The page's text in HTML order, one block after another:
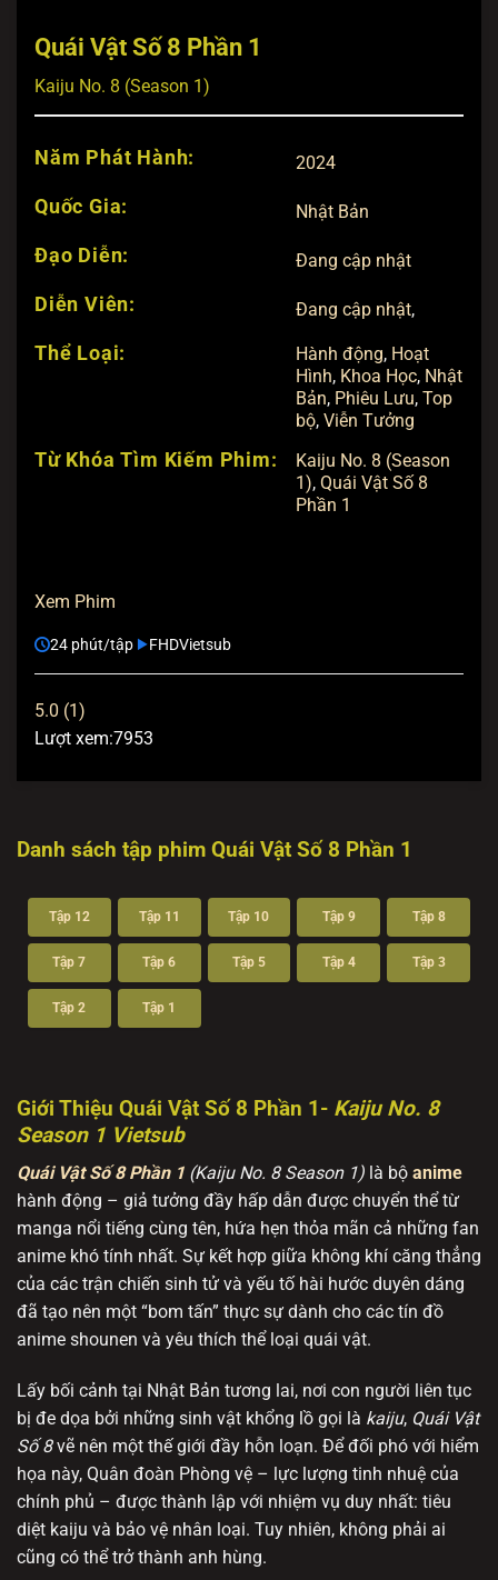
Quái Vật Số 8 Phần 1
Kaiju No. 8 (Season 1)
Năm Phát Hành: 2024
Quốc Gia: Nhật Bản
Đạo Diễn: Đang cập nhật
Diễn Viên: Đang cập nhật,
Thể Loại: Hành động, Hoạt
Hình, Khoa Học, Nhật
Bản, Phiêu Lưu, Top
bộ, Viễn Tưởng
Từ Khóa Tìm Kiếm Phim:
Kaiju No. 8 (Season
1), Quái Vật Số 8
Phần 1
Xem Phim
24 phút/tập FHDVietsub
5.0 (1)
Lượt xem:7953
Danh sách tập phim Quái Vật Số 8 Phần 1
Tập 12 Tập 11 Tập 10 Tập 9 Tập 8
Tập 7 Tập 6 Tập 5 Tập 4 Tập 3
Tập 2 Tập 1
Giới Thiệu Quái Vật Số 8 Phần 1- Kaiju No. 8
Season 1 Vietsub
Quái Vật Số 8 Phần 1 (Kaiju No. 8 Season 1) là bộ anime
hành động – giả tưởng đầy hấp dẫn được chuyển thể từ
manga nổi tiếng cùng tên, hứa hẹn thỏa mãn cả những fan
anime khó tính nhất. Sự kết hợp giữa không khí căng thẳng
của các trận chiến sinh tử và yếu tố hài hước duyên dáng
đã tạo nên một “bom tấn” thực sự dành cho các tín đồ
anime shounen và yêu thích thể loại quái vật.
Lấy bối cảnh tại Nhật Bản tương lai, nơi con người liên tục
bị đe dọa bởi những sinh vật khổng lồ gọi là kaiju, Quái Vật
Số 8vẽ nên một thế giới đầy hỗn loạn. Để đối phó với hiểm
họa này, Quân đoàn Phòng vệ – lực lượng tinh nhuệ của
chính phủ – được thành lập với nhiệm vụ duy nhất: tiêu
diệt kaiju và bảo vệ nhân loại. Tuy nhiên, không phải ai
cũng có thể trở thành anh hùng.